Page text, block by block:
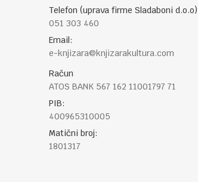
POŠALJI
Telefon (uprava firme Sladaboni d.o.o)
051 303 460
Email:
e-knjizara@knjizarakultura.com
Račun
ATOS BANK 567 162 11001797 71
PIB:
400965310005
Matični broj:
1801317